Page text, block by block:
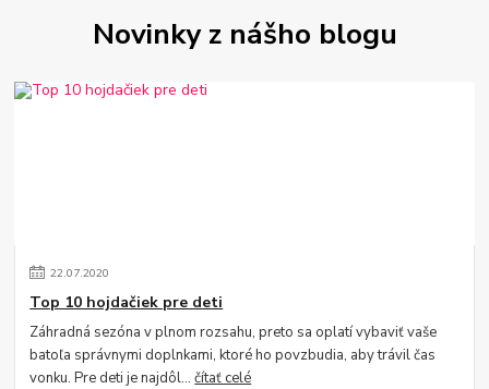
Novinky z nášho blogu
22.07.2020
Top 10 hojdačiek pre deti
Záhradná sezóna v plnom rozsahu, preto sa oplatí vybaviť vaše
batoľa správnymi doplnkami, ktoré ho povzbudia, aby trávil čas
vonku. Pre deti je najdôl...čítať celé